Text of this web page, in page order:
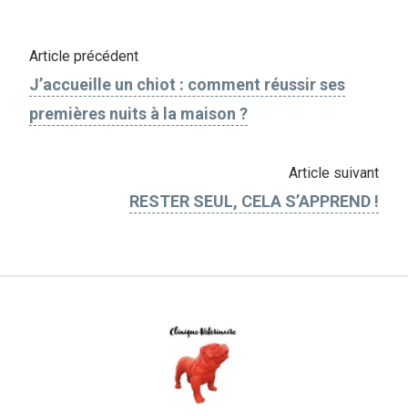
Article précédent
J’accueille un chiot : comment réussir ses
premières nuits à la maison ?
Article suivant
RESTER SEUL, CELA S’APPREND !